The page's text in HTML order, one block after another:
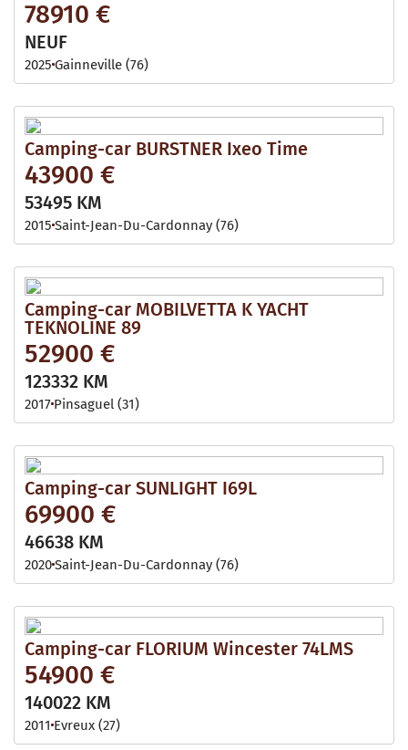
78910 €
NEUF
2025 Gainneville (76)
Camping-car BURSTNER Ixeo Time
43900 €
53495 KM
2015 Saint-Jean-Du-Cardonnay (76)
Camping-car MOBILVETTA K YACHT
TEKNOLINE 89
52900 €
123332 KM
2017 Pinsaguel (31)
Camping-car SUNLIGHT I69L
69900 €
46638 KM
2020Saint-Jean-Du-Cardonnay (76)
Camping-car FLORIUM Wincester 74LMS
54900 €
140022 KM
2011 Evreux (27)